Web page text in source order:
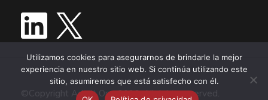
©Copyright Admit One 2026. All rights reserved.
Utilizamos cookies para asegurarnos de brindarle la mejor
experiencia en nuestro sitio web. Si continúa utilizando este
sitio, asumiremos que está satisfecho con él.